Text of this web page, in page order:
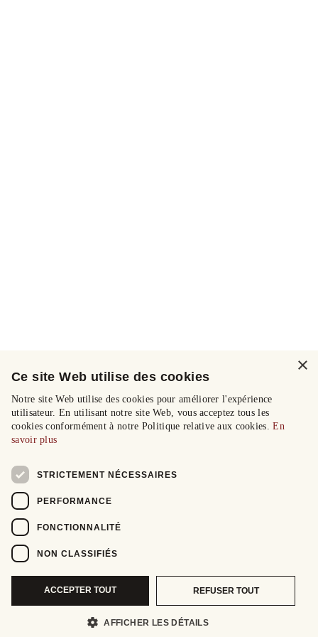
×
Ce site Web utilise des cookies
Notre site Web utilise des cookies pour améliorer l'expérience
utilisateur. En utilisant notre site Web, vous acceptez tous les
cookies conformément à notre Politique relative aux cookies.En
savoir plus
STRICTEMENT NÉCESSAIRES
PERFORMANCE
FONCTIONNALITÉ
NON CLASSIFIÉS
ACCEPTER TOUT REFUSER TOUT
AFFICHER LES DÉTAILS